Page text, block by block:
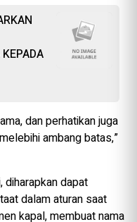
dan perhatikan juga
ambang batas,”
diharapkan dapat
dalam aturan saat
kapal, membuat nama